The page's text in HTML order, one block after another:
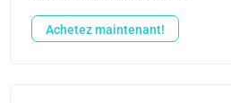
Achetez maintenant!